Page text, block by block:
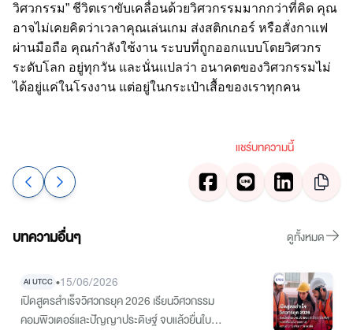
วิศวกรรม” ชีวิตเราขับเคลื่อนด้วยวิศวกรรมมากกว่าที่คิด คุณ
อาจไม่เคยคิดว่าเวลาคุณเล่นเกม ส่งสติกเกอร์ หรือสั่งกาแฟ
ผ่านมือถือ คุณกำลังใช้งาน ระบบที่ถูกออกแบบโดยวิศวกร
ระดับโลก อยู่ทุกวัน และนั่นแปลว่า อนาคตของวิศวกรรมไม่
ได้อยู่แค่ในโรงงาน แต่อยู่ในกระเป๋าเสื้อของเราทุกคน
แชร์บทความนี้
บทความอื่นๆ ดูทั้งหมด
AI UTCC •15/06/2026
เปิดสูตรสำเร็จวิศวกรยุค 2026 เรียนวิศวกรรม
คอมพิวเตอร์และปัญญาประดิษฐ์ จบแล้วยื่นใบรับ